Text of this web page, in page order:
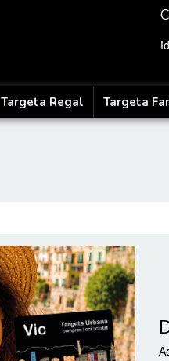
Targeta Regal Targeta